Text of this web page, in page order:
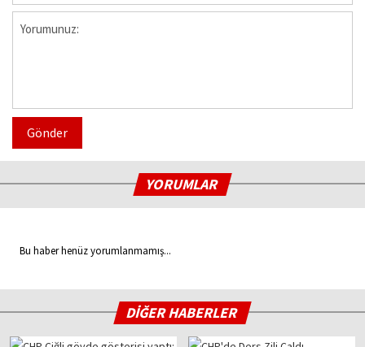
Gönder
YORUMLAR
Bu haber henüz yorumlanmamış...
DİĞER HABERLER